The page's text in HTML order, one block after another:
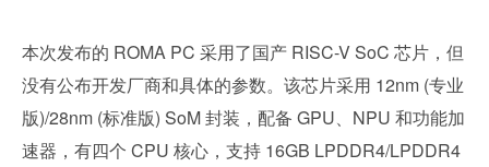
本次发布的 ROMA PC 采用了国产 RISC-V SoC 芯片，但
没有公布开发厂商和具体的参数。该芯片采用 12nm (专业
版)/28nm (标准版) SoM 封装，配备 GPU、NPU 和功能加
速器，有四个 CPU 核心，支持 16GB LPDDR4/LPDDR4